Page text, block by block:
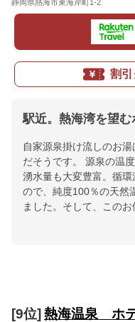
静岡県熱海市東海岸町1-2
割引
駅近。熱海湾を望む
自家源泉掛け流しのお湯
だそうです。 源泉の温
湧水量も大変豊富。循
ので、純度100％の天然
ました。そして、このお
[9位] 熱海温泉 ホ